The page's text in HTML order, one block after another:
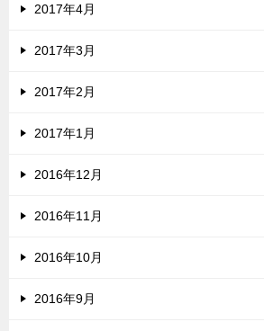
2017年4月
2017年3月
2017年2月
2017年1月
2016年12月
2016年11月
2016年10月
2016年9月